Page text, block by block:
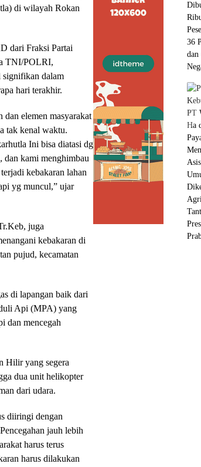
di wilayah Rokan
dari Fraksi Partai
TNI/POLRI,
signifikan dalam
hari terakhir.
dan elemen masyarakat
tak kenal waktu.
Ini bisa diatasi dg
dan kami menghimbau
kebakaran lahan
yg muncul,” ujar
juga
kebakaran di
pujud, kecamatan
di lapangan baik dari
Api (MPA) yang
dan mencegah
Hilir yang segera
dua unit helikopter
dari udara.
diiringi dengan
jauh lebih
harus terus
harus dilakukan